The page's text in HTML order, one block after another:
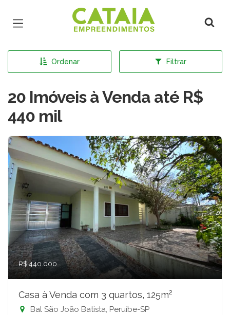
Página inicial
Ordenar Filtrar
20 Imóveis à Venda até R$
440 mil
R$ 440.000
Casa à Venda com 3 quartos, 125m²
Bal São João Batista, Peruíbe-SP